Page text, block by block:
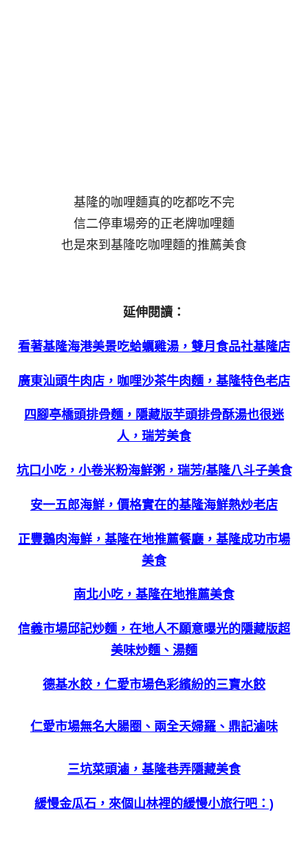
基隆的咖哩麵真的吃都吃不完
信二停車場旁的正老牌咖哩麵
也是來到基隆吃咖哩麵的推薦美食
延伸閱讀：
看著基隆海港美景吃蛤蠣雞湯，雙月食品社基隆店
廣東汕頭牛肉店，咖哩沙茶牛肉麵，基隆特色老店
四腳亭橋頭排骨麵，隱藏版芋頭排骨酥湯也很迷
人，瑞芳美食
坑口小吃，小卷米粉海鮮粥，瑞芳/基隆八斗子美食
安一五郎海鮮，價格實在的基隆海鮮熱炒老店
正豐鵝肉海鮮，基隆在地推薦餐廳，基隆成功市場
美食
南北小吃，基隆在地推薦美食
信義市場邱記炒麵，在地人不願意曝光的隱藏版超
美味炒麵、湯麵
德基水餃，仁愛市場色彩繽紛的三寶水餃
仁愛市場無名大腸圈、兩全天婦羅、鼎記滷味
三坑菜頭滷，基隆巷弄隱藏美食
緩慢金瓜石，來個山林裡的緩慢小旅行吧：)